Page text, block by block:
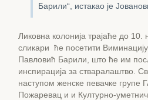
Барили“, истакао је
Ликовна колонија трајаће до
сликари ће посетити
Павловић Барили, што ће им
инспирација за стваралаштво.
наступом женске певачке групе
Пожаревац и и Културно-